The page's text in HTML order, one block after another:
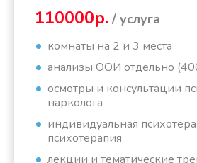
110000р. / услуга
комнаты на 2 и 3 места
анализы ООИ отдельно
осмотры и консультации
нарколога
индивидуальная
психотерапия
лекции и тематические